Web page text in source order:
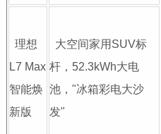
理想
L7 Max
智能焕
新版
大空间家用SUV标
杆，52.3kWh大电
池，"冰箱彩电大沙
发"